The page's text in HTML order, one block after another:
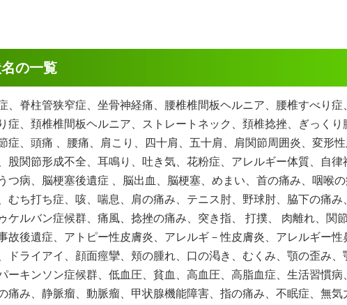
の一覧
、脊柱管狭窄症、坐骨神経痛、腰椎椎間板ヘルニア、腰椎すべり症
症、頚椎椎間板ヘルニア、ストレートネック、頚椎捻挫、ぎっくり
症、頭痛 、腰痛、肩こり、四十肩、五十肩、肩関節周囲炎、変形
股関節形成不全、耳鳴り、吐き気、花粉症、アレルギー体質、自律
つ病、脳梗塞後遺症 、脳出血、脳梗塞、めまい、首の痛み、咽喉
むち打ち症、咳、喘息、肩の痛み、テニス肘、野球肘、脇下の痛み
ケルバン症候群、痛風、捻挫の痛み、突き指、 打撲、 肉離れ、関
故後遺症、アトピー性皮膚炎、アレルギ－性皮膚炎、アレルギー性
ドライアイ、顔面痙攣、頬の腫れ、口の渇き、むくみ、顎の歪み、
ーキンソン症候群、低血圧、貧血、高血圧、高脂血症、生活習慣病
痛み、静脈瘤、動脈瘤、甲状腺機能障害、指の痛み、不眠症、無気